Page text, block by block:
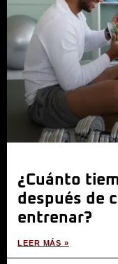
¿Cuánto
después de
entrenar?
LEER MÁS »